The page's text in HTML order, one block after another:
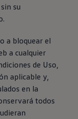
su
a bloquear el
a cualquier
de Uso,
aplicable y,
en la
todos